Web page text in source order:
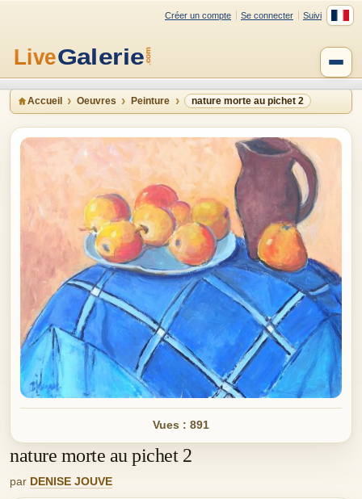
Créer un compte Se connecter Suivi
Accueil Oeuvres Peinture nature morte au pichet 2
Vues : 891
nature morte au pichet 2
par DENISE JOUVE